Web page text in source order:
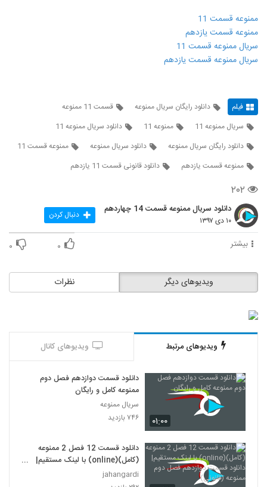
ممنوعه قسمت 11
ممنوعه قسمت یازدهم
سریال ممنوعه قسمت 11
سریال ممنوعه قسمت یازدهم
فیلم دانلود رایگان سریال ممنوعه
قسمت 11 ممنوعه
سریال ممنوعه 11
ممنوعه 11
دانلود سریال ممنوعه 11
دانلود رایگان سریال ممنوعه
دانلود سریال ممنوعه
ممنوعه قسمت 11
ممنوعه قسمت یازدهم
دانلود قانونی قسمت 11 یازدهم
۲۰۲
دانلود سریال ممنوعه قسمت 14 چهاردهم
۱۰ دی ۱۳۹۷ دنبال کردن
بیشتر ۰ ۰
نظرات ویدیوهای دیگر
ویدیوهای مرتبط ویدیوهای کانال
۰۱:۰۰
دانلود قسمت دوازدهم فصل دوم
ممنوعه کامل و رایگان
سریال ممنوعه
۷۴۶ بازدید
دانلود قسمت 12 فصل 2 ممنوعه
(کامل)(online) با لینک مستقیم|
دانلود قسمت دوازدهم فصل دوم
ممنوعه (قانونی)
jahangardi